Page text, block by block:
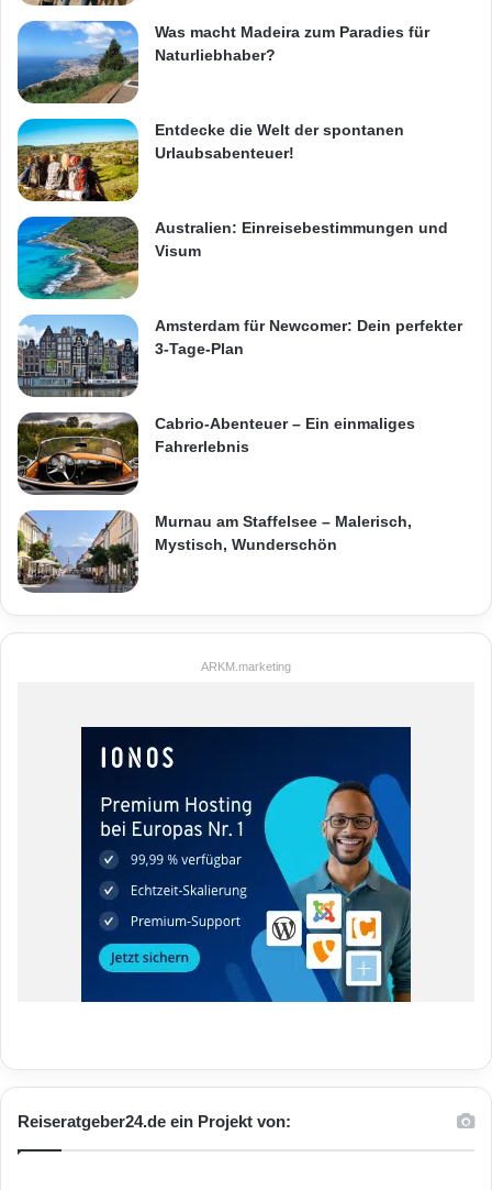
Was macht Madeira zum Paradies für
Naturliebhaber?
Entdecke die Welt der spontanen
Urlaubsabenteuer!
Australien: Einreisebestimmungen und
Visum
Amsterdam für Newcomer: Dein perfekter
3-Tage-Plan
Cabrio-Abenteuer – Ein einmaliges
Fahrerlebnis
Murnau am Staffelsee – Malerisch,
Mystisch, Wunderschön
ARKM.marketing
Reiseratgeber24.de ein Projekt von: